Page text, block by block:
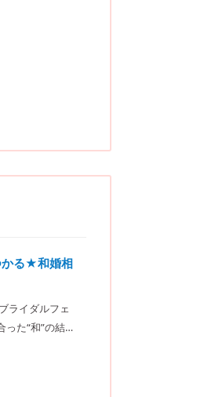
線・南北線、
かる★和婚相
ライダルフェ
た“和”の結婚
線・南北線、